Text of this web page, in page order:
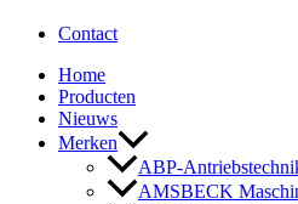
Contact
Home
Producten
Nieuws
Merken
ABP-
AMSBECK